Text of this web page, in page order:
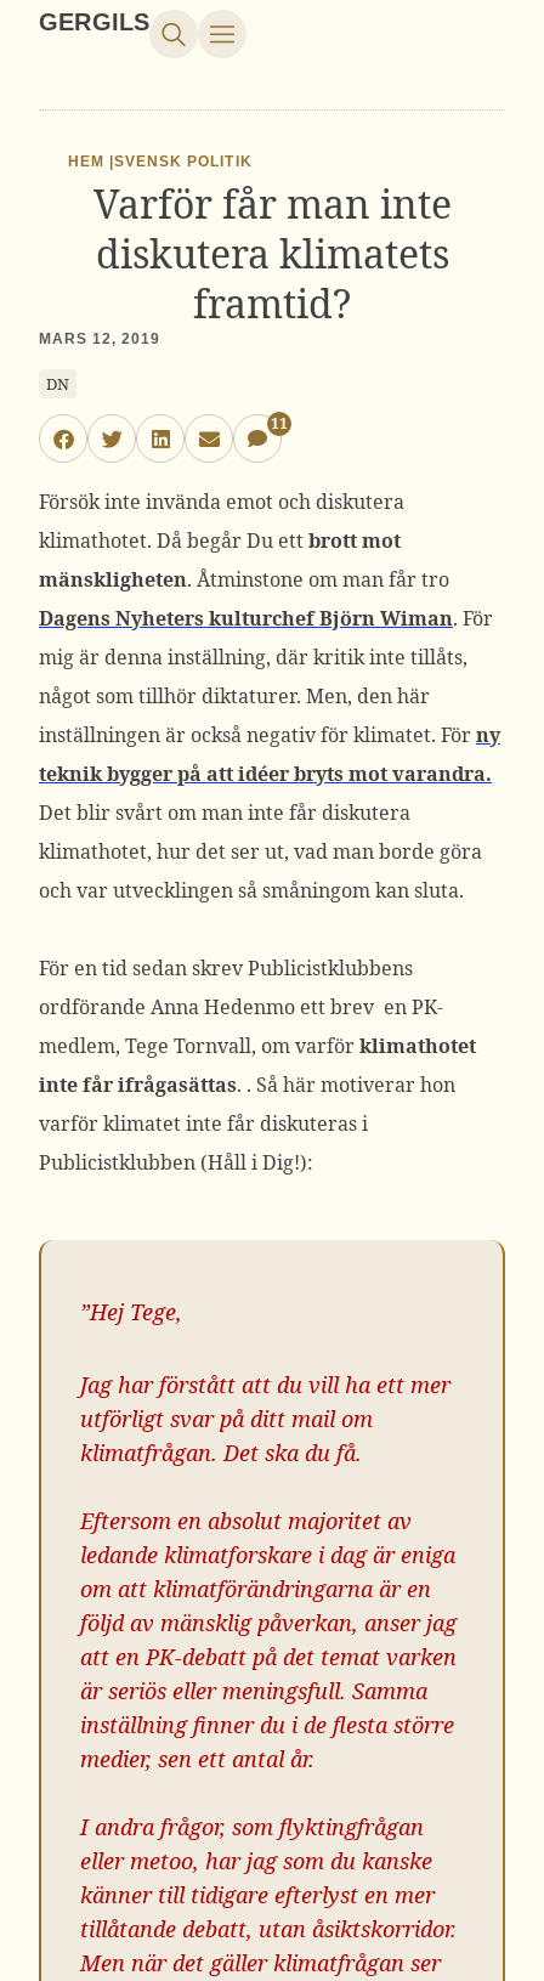
GERGILS
HEM |SVENSK POLITIK
Varför får man inte
diskutera klimatets
framtid?
MARS 12, 2019
DN
11
Försök inte invända emot och diskutera
klimathotet. Då begår Du ettbrott mot
mänskligheten. Åtminstone om man får tro
Dagens Nyheters kulturchef Björn Wiman. För
mig är denna inställning, där kritik inte tillåts,
något som tillhör diktaturer. Men, den här
inställningen är också negativ för klimatet. Förny
teknik bygger på att idéer bryts mot varandra.
Det blir svårt om man inte får diskutera
klimathotet, hur det ser ut, vad man borde göra
och var utvecklingen så småningom kan sluta.
För en tid sedan skrev Publicistklubbens
ordförande Anna Hedenmo ett brev en PK-
medlem, Tege Tornvall, om varförklimathotet
inte får ifrågasättas. . Så här motiverar hon
varför klimatet inte får diskuteras i
Publicistklubben (Håll i Dig!):
”Hej Tege,
Jag har förstått att du vill ha ett mer
utförligt svar på ditt mail om
klimatfrågan. Det ska du få.
Eftersom en absolut majoritet av
ledande klimatforskare i dag är eniga
om att klimatförändringarna är en
följd av mänsklig påverkan, anser jag
att en PK-debatt på det temat varken
är seriös eller meningsfull. Samma
inställning finner du i de flesta större
medier, sen ett antal år.
I andra frågor, som flyktingfrågan
eller metoo, har jag som du kanske
känner till tidigare efterlyst en mer
tillåtande debatt, utan åsiktskorridor.
Men när det gäller klimatfrågan ser